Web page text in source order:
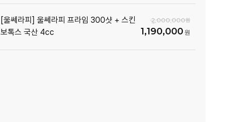
[울쎄라피] 울쎄라피 프라임 300샷 + 스킨
보톡스 국산 4cc
2,000,000
1,190,000